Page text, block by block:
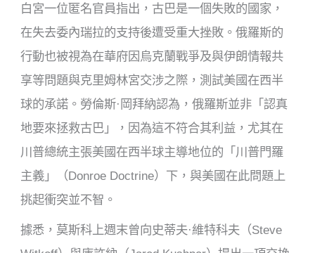
白宮一位匿名官員指出，古巴是一個失敗的國家，
在失去委內瑞拉的支持後遭受重大挫敗。俄羅斯的
行動也被視為在華府因烏克蘭戰爭及與伊朗情報共
享等問題與克里姆林宮交涉之際，測試美國在西半
球的承諾。勞倫斯·岡拜納認為，俄羅斯並非「認真
地要來拯救古巴」，因為這不符合其利益，尤其在
川普總統主張美國在西半球主導地位的「川普門羅
主義」（Donroe Doctrine）下，與美國在此問題上
挑起衝突並不智。
據悉，莫斯科上週末曾向史蒂夫·維特科夫（Steve